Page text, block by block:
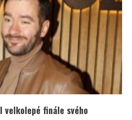
velkolepé finále svého